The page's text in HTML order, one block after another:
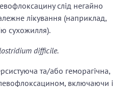
слід негайно
лікування (наприклад,
сухожилля).
difficile.
та/або геморагічна,
включаючи і